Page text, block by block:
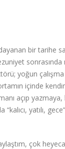
bir tarihe
yoğun
içinde
açıp yazmaya,
yatılı,
çok